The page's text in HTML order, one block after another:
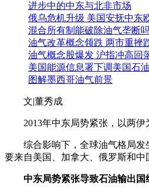
进步中的中东与北非市场
俄乌危机升级 美国安抚中东
混合所有制能破除油气垄断
油气改革概念领跌 两市重挫
油气概念股爆发 沪指冲高回
美国能源信息署下调美国石
图解墨西哥油气前景
文|董秀成
2013年中东局势紧张，以两伊为
综合影响下，全球油气格局发生
要来自美国、加拿大、俄罗斯和中
中东局势紧张导致石油输出国